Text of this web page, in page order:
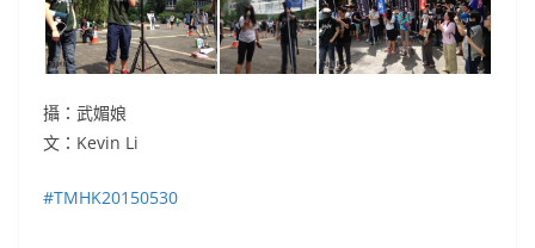
攝：武媚娘
文：Kevin Li
‪#‎TMHK20150530‬